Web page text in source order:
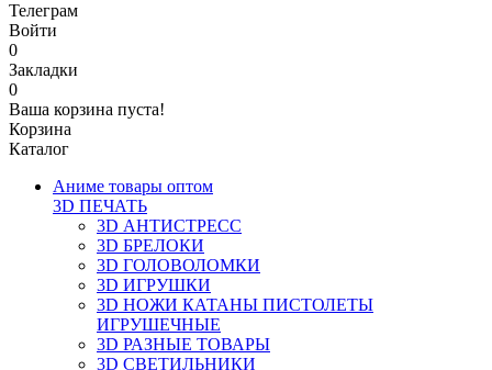
Телеграм
Войти
0
Закладки
0
Ваша корзина пуста!
Корзина
Каталог
Аниме товары оптом
3D ПЕЧАТЬ
3D АНТИСТРЕСС
3D БРЕЛОКИ
3D ГОЛОВОЛОМКИ
3D ИГРУШКИ
3D НОЖИ КАТАНЫ ПИСТОЛЕТЫ
ИГРУШЕЧНЫЕ
3D РАЗНЫЕ ТОВАРЫ
3D СВЕТИЛЬНИКИ